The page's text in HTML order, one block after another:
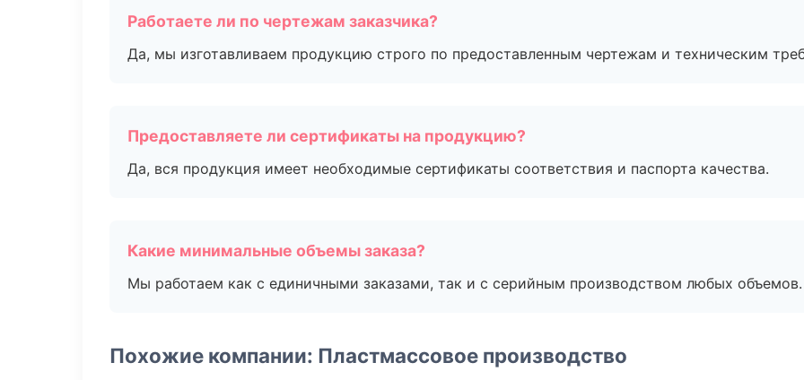
Работаете ли по чертежам заказчика?
Да, мы изготавливаем продукцию строго по предоставленным чертежам и техническим
Предоставляете ли сертификаты на продукцию?
Да, вся продукция имеет необходимые сертификаты соответствия и паспорта качества.
Какие минимальные объемы заказа?
Мы работаем как с единичными заказами, так и с серийным производством любых объемов.
Похожие компании: Пластмассовое производство